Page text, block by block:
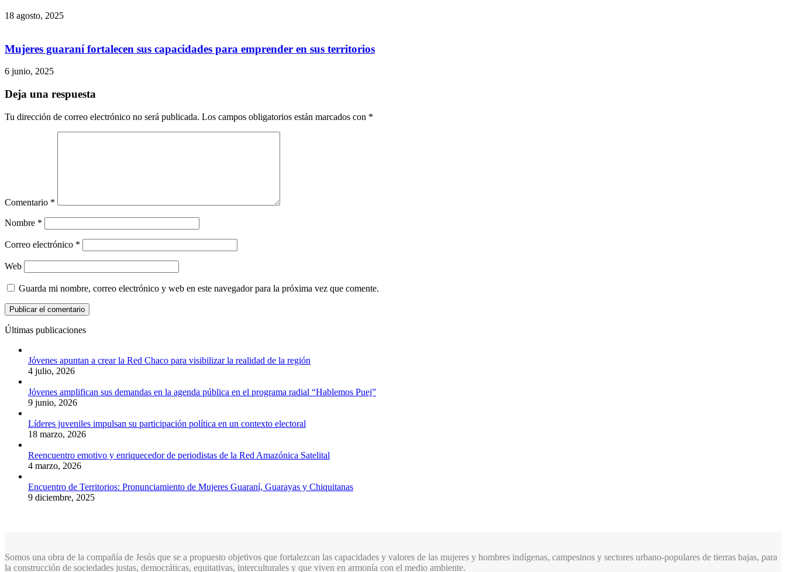
18 agosto, 2025
Mujeres guaraní fortalecen sus capacidades para emprender en sus territorios
6 junio, 2025
Deja una respuesta
Tu dirección de correo electrónico no será publicada. Los campos obligatorios están marcados con *
Comentario *
Nombre *
Correo electrónico *
Web
Guarda mi nombre, correo electrónico y web en este navegador para la próxima vez que comente.
Últimas publicaciones
Jóvenes apuntan a crear la Red Chaco para visibilizar la realidad de la región
4 julio, 2026
Jóvenes amplifican sus demandas en la agenda pública en el programa radial “Hablemos Puej”
9 junio, 2026
Líderes juveniles impulsan su participación política en un contexto electoral
18 marzo, 2026
Reencuentro emotivo y enriquecedor de periodistas de la Red Amazónica Satelital
4 marzo, 2026
Encuentro de Territorios: Pronunciamiento de Mujeres Guaraní, Guarayas y Chiquitanas
9 diciembre, 2025
Somos una obra de la compañía de Jesús que se a propuesto objetivos que fortalezcan las capacidades y valores de las mujeres y hombres indígenas, campesinos y sectores urbano-populares de tierras bajas, para
la construcción de sociedades justas, democráticas, equitativas, interculturales y que viven en armonía con el medio ambiente.